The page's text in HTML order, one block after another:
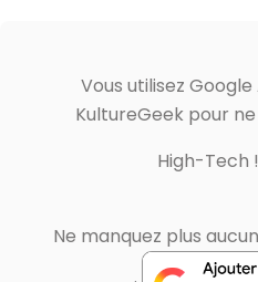
Vous utilisez
KultureGeek pour
High-Tech !
Ne manquez plus